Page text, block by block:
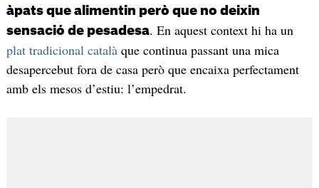
àpats que alimentin però que no deixin
sensació de pesadesa. En aquest context hi ha un
plat tradicional catalàque continua passant una mica
desapercebut fora de casa però que encaixa perfectament
amb els mesos d’estiu: l’empedrat.